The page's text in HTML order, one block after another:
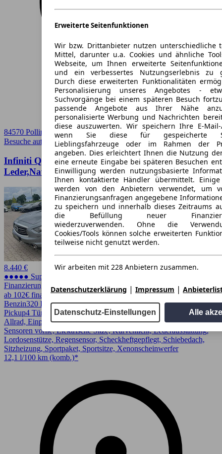
Erweiterte Seitenfunktionen
Wir bzw. Drittanbieter nutzen unterschiedliche
Mittel, darunter u.a. Cookies und ähnliche
Webseite, um Ihnen erweiterte
und ein verbessertes Nutzungserlebnis zu
Durch diese erweiterten Funktionalitäten
Personalisierung unseres Angebotes -
Suchvorgänge bei einem späteren Besuch
passende Angebote aus Ihrer Nähe
personalisierte Werbung und Nachrichten
diese auszuwerten. Wir speichern Ihre E-Mail-
wenn Sie diese für gespeicherte
Lieblingsfahrzeuge oder im Rahmen der
angeben. Dies erleichtert Ihnen die Nutzung
eine erneute Eingabe bei späteren Besuchen
Einwilligung werden nutzungsbasierte
Ihnen kontaktierte Händler übermittelt. Einige
werden von den Anbietern verwendet, um
Finanzierungsanfragen angegebene
zu speichern und innerhalb dieses Zeitraums
die Befüllung neuer
wiederzuverwenden. Ohne die
Cookies/Tools können solche erweiterten
teilweise nicht genutzt werden.
Wir arbeiten mit 228 Anbietern zusammen.
Datenschutzerklärung | Impressum |
Datenschutz-Einstellungen Alle
84570 Polling
Besuche autoscout24.de➚
Infiniti QX70 3.7 S 8-fach EURO5
Leder,Navi,VOLL
8.440 €
●●●●● Super Preis
Finanzierung möglich
ab 102€ finanzieren ↗
Benzin320 PS (235 kW)245.500 kmEZ 10/2013AutomatikSUV /
Pickup4 Türen
Allrad, Einparkhilfe, Einparkhilfe Sensoren hinten, Einparkhilfe
Sensoren vorne, Elektrische Sitze, Kurvenlicht, Lederausstattung,
Lordosenstütze, Regensensor, Scheckheftgepflegt, Schiebedach,
Sitzheizung, Sportpaket, Sportsitze, Xenonscheinwerfer
12,1 l/100 km (komb.)*